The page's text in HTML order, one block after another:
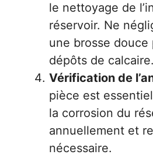
le nettoyage de
réservoir. Ne
une brosse
dépôts de calcaire.
Vérification de
pièce est
la corrosion du
annuellement et
nécessaire.